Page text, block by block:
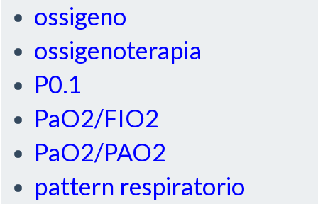
ossigeno
ossigenoterapia
P0.1
PaO2/FIO2
PaO2/PAO2
pattern respiratorio